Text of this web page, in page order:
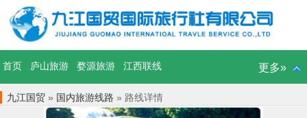
首页 庐山旅游 婺源旅游 江西联线 更多»
九江国贸 » 国内旅游线路 » 路线详情